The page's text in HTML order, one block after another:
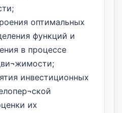
оптимальных
функций и
в процессе
инвестиционных
их